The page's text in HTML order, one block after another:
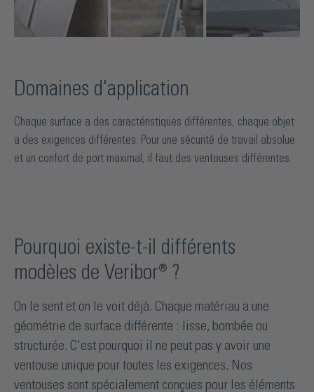
Domaines d'application
Chaque surface a des caractéristiques différentes, chaque objet
a des exigences différentes. Pour une sécurité de travail absolue
et un confort de port maximal, il faut des ventouses différentes.
Pourquoi existe-t-il différents
modèles de Veribor® ?
On le sent et on le voit déjà. Chaque matériau a une
géométrie de surface différente : lisse, bombée ou
structurée. C'est pourquoi il ne peut pas y avoir une
ventouse unique pour toutes les exigences. Nos
ventouses sont spécialement conçues pour les éléments